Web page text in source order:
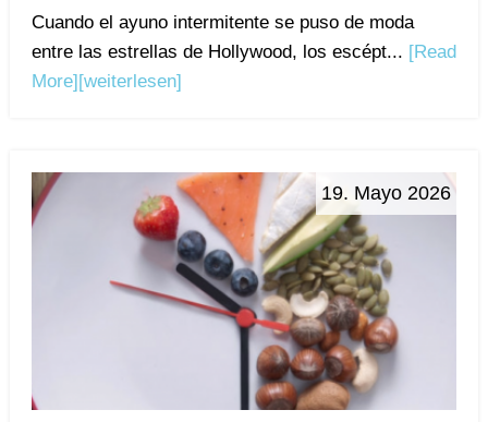
Cuando el ayuno intermitente se puso de moda
entre las estrellas de Hollywood, los escépt... [Read
More] [weiterlesen]
19. Mayo 2026